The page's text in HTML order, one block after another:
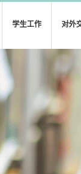
学生工作 对外